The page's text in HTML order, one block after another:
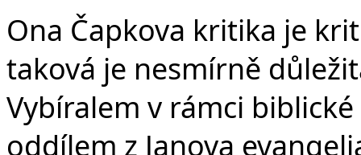
Ona Čapkova kritika je
taková je nesmírně
Vybíralem v rámci
oddílem z Janova